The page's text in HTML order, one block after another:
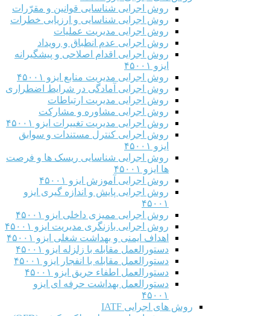
روش اجرایی شناسایی قوانین و مقرّرات
روش اجرایی شناسایی و ارزیابی خطرات
روش اجرایی مدیریت عملیات
روش اجرایی عدم انطباق و رویداد
روش اجرایی اقدام اصلاحی و پیشگیرانه
ایزو ۴۵۰۰۱
روش اجرایی مدیریت منابع ایزو ۴۵۰۰۱
روش اجرایی آمادگی در شرایط اضطراری
روش اجرایی مدیریت ارتباطات
روش اجرایی مشاوره و مشارکت
روش اجرایی مدیریت تغییرات ایزو ۴۵۰۰۱
روش اجرایی کنترل مستندات و سوابق
ایزو ۴۵۰۰۱
روش اجرایی شناسایی ریسک ها و فرصت
ها ایزو ۴۵۰۰۱
روش اجرایی آموزش ایزو ۴۵۰۰۱
روش اجرایی پایش و اندازه گیری ایزو
۴۵۰۰۱
روش اجرایی ممیزی داخلی ایزو ۴۵۰۰۱
روش اجرایی بازنگری مدیریت ایزو ۴۵۰۰۱
اهداف ایمنی و بهداشت شغلی ایزو ۴۵۰۰۱
دستورالعمل مقابله با زلزله ایزو ۴۵۰۰۱
دستورالعمل مقابله با انفجار ایزو ۴۵۰۰۱
دستورالعمل اطفاء حریق ایزو ۴۵۰۰۱
دستورالعمل بهداشت حرفه ای ایزو
۴۵۰۰۱
روش های اجرایی IATF